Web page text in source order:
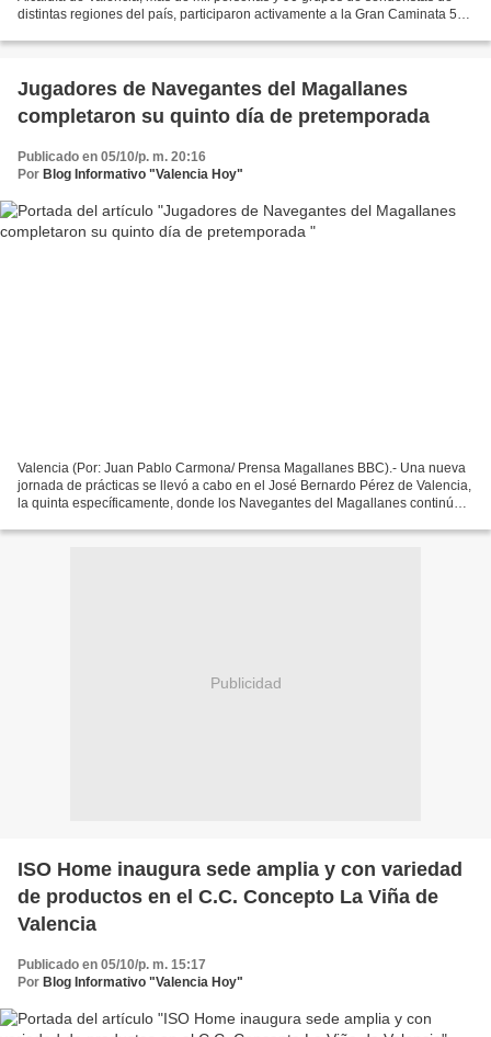
distintas regiones del país, participaron activamente a la Gran Caminata 5K
Jugadores de Navegantes del Magallanes
completaron su quinto día de pretemporada
Publicado en 05/10/p. m. 20:16
Por Blog Informativo "Valencia Hoy"
Valencia (Por: Juan Pablo Carmona/ Prensa Magallanes BBC).- Una nueva
jornada de prácticas se llevó a cabo en el José Bernardo Pérez de Valencia,
la quinta específicamente, donde los Navegantes del Magallanes continúan
Publicidad
ISO Home inaugura sede amplia y con variedad
de productos en el C.C. Concepto La Viña de
Valencia
Publicado en 05/10/p. m. 15:17
Por Blog Informativo "Valencia Hoy"